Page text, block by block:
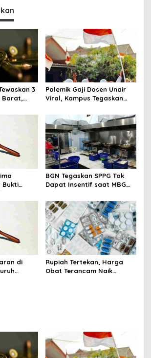
3
Barat,
Polemik Gaji Dosen Unair
Viral, Kampus Tegaskan
Pokok
Bukti
BGN Tegaskan SPPG Tak
Dapat Insentif saat MBG
di
Rupiah Tertekan, Harga
Obat Terancam Naik